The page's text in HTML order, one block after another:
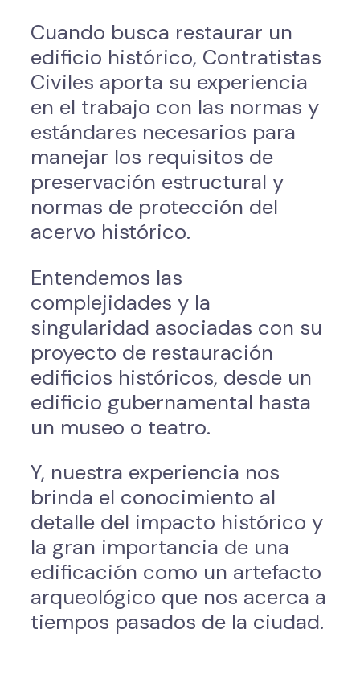
Cuando busca restaurar un
edificio histórico, Contratistas
Civiles aporta su experiencia
en el trabajo con las normas y
estándares necesarios para
manejar los requisitos de
preservación estructural y
normas de protección del
acervo histórico.
Entendemos las
complejidades y la
singularidad asociadas con su
proyecto de restauración
edificios históricos, desde un
edificio gubernamental hasta
un museo o teatro.
Y, nuestra experiencia nos
brinda el conocimiento al
detalle del impacto histórico y
la gran importancia de una
edificación como un artefacto
arqueológico que nos acerca a
tiempos pasados de la ciudad.